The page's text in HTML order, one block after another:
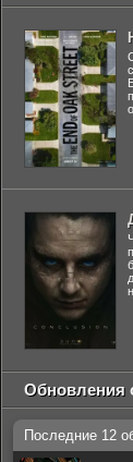
Обновления
Последние 12